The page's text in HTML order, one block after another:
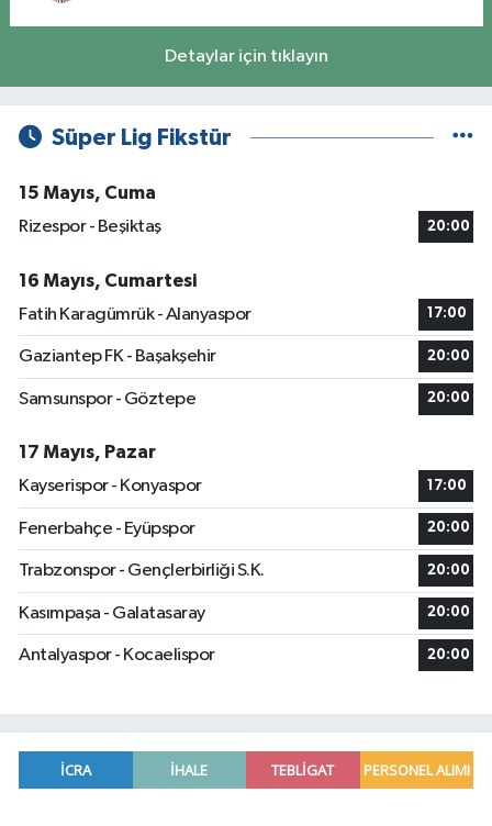
Detaylar için tıklayın
Süper Lig Fikstür
15 Mayıs, Cuma
Rizespor - Beşiktaş
20:00
16 Mayıs, Cumartesi
Fatih Karagümrük - Alanyaspor
17:00
Gaziantep FK - Başakşehir 20:00
Samsunspor - Göztepe 20:00
17 Mayıs, Pazar
Kayserispor - Konyaspor
17:00
Fenerbahçe - Eyüpspor 20:00
Trabzonspor - Gençlerbirliği S.K. 20:00
Kasımpaşa - Galatasaray 20:00
Antalyaspor - Kocaelispor 20:00